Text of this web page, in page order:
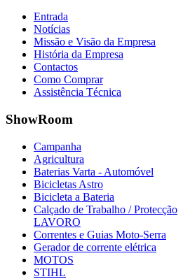
Entrada
Notícias
Missão e Visão da Empresa
História da Empresa
Contactos
Como Comprar
Assistência Técnica
ShowRoom
Campanha
Agricultura
Baterias Varta - Automóvel
Bicicletas Astro
Bicicleta a Bateria
Calçado de Trabalho / Protecção
LAVORO
Correntes e Guias Moto-Serra
Gerador de corrente elétrica
MOTOS
STIHL